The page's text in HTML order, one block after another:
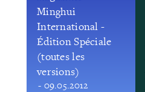
Minghui
International -
Édition Spéciale
(toutes les
versions)
- 09.05.2012